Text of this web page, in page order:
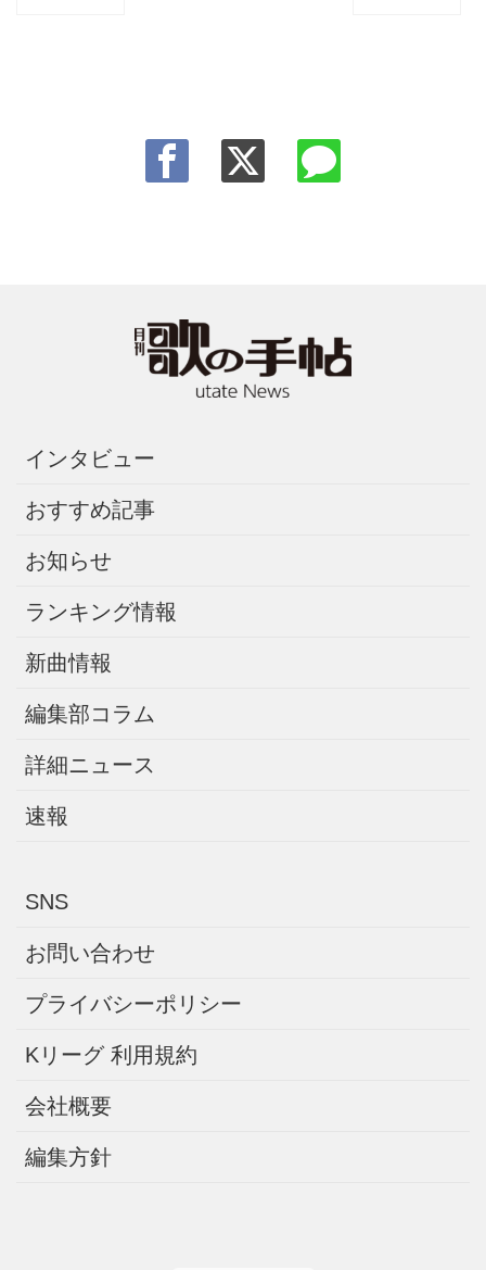
インタビュー
おすすめ記事
お知らせ
ランキング情報
新曲情報
編集部コラム
詳細ニュース
速報
SNS
お問い合わせ
プライバシーポリシー
Kリーグ 利用規約
会社概要
編集方針